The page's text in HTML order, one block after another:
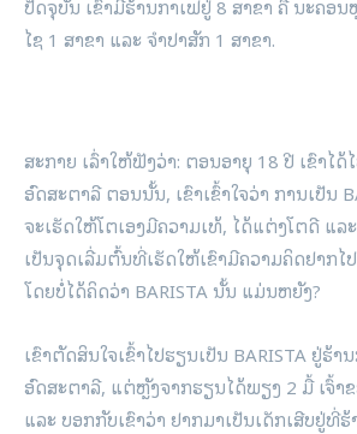
ປັດຈຸບັນ ເຂົາມີຮ້ານກາເຟຢູ່ 8 ສາຂາ ຄື ນະຄອນ
ໄຊ 1 ສາຂາ ແລະ ຈຳປາສັກ 1 ສາຂາ.
ສະກາຍ ເລົ່າໃຫ້ຟັງວ່າ: ຕອນອາຍຸ 18 ປີ ເຂົາໄ
ອົດສະຕາລີ ຕອນນັ້ນ, ເຂົາເຂົ້າໃຈວ່າ ການເປັນ
ຈະເຮັດໃຫ້ໂຕເອງມີຄວາມເທ້, ໄດ້ແຕ່ງໂຕດີ ແລ
ເປັນຈຸດເລີ່ມຕົ້ນທີ່ເຮັດໃຫ້ເຂົາມີຄວາມຄິດຢາກໄ
ໂດຍບໍ່ໄດ້ຄິດວ່າ BARISTA ນັ້ນ ແມ່ນຫຍັງ?
ເຂົາຕັດສິນໃຈເຂົ້າໄປຮຽນເປັນ BARISTA ຢູ່ຮ້
ອົດສະຕາລີ, ແຕ່ຫຼັງຈາກຮຽນໄດ້ພຽງ 2 ມື້ ເຈົ້າ
ແລະ ບອກກັບເຂົາວ່າ ຢາກມາເປັນເດັກເສີບຢູ່ທີ່